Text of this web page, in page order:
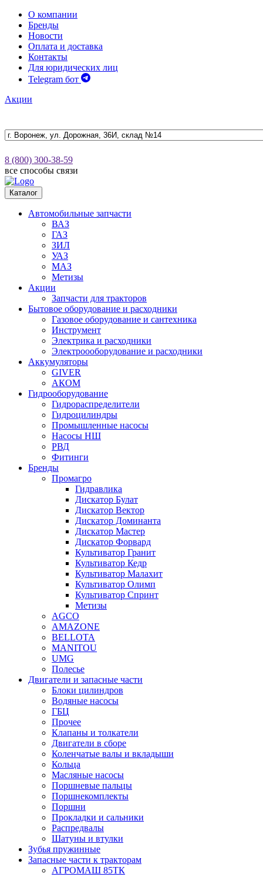
О компании
Бренды
Новости
Оплата и доставка
Контакты
Для юридических лиц
Telegram бот
Акции
8 (800) 300-38-59
все способы связи
Каталог
Автомобильные запчасти
ВАЗ
ГАЗ
ЗИЛ
УАЗ
МАЗ
Метизы
Акции
Запчасти для тракторов
Бытовое оборудование и расходники
Газовое оборудование и сантехника
Инструмент
Электрика и расходники
Электроооборудование и расходники
Аккумуляторы
GIVER
АКОМ
Гидрооборудование
Гидрораспределители
Гидроцилиндры
Промышленные насосы
Насосы НШ
РВД
Фитинги
Бренды
Промагро
Гидравлика
Дискатор Булат
Дискатор Вектор
Дискатор Доминанта
Дискатор Мастер
Дискатор Форвард
Культиватор Гранит
Культиватор Кедр
Культиватор Малахит
Культиватор Олимп
Культиватор Спринт
Метизы
AGCO
AMAZONE
BELLOTA
MANITOU
UMG
Полесье
Двигатели и запасные части
Блоки цилиндров
Водяные насосы
ГБЦ
Прочее
Клапаны и толкатели
Двигатели в сборе
Коленчатые валы и вкладыши
Кольца
Масляные насосы
Поршневые пальцы
Поршнекомплекты
Поршни
Прокладки и сальники
Распредвалы
Шатуны и втулки
Зубья пружинные
Запасные части к тракторам
АГРОМАШ 85ТК